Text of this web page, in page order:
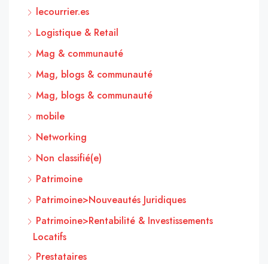
lecourrier.es
Logistique & Retail
Mag & communauté
Mag, blogs & communauté
Mag, blogs & communauté
mobile
Networking
Non classifié(e)
Patrimoine
Patrimoine>Nouveautés Juridiques
Patrimoine>Rentabilité & Investissements
Locatifs
Prestataires